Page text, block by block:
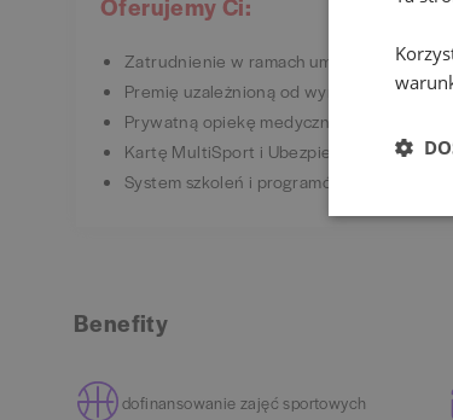
Oferujemy Ci:
Zatrudnienie w ramach umowy o pracę.
Premię uzależnioną od wyników i
Prywatną opiekę medyczną dla Ciebie i
Kartę MultiSport i Ubezpieczenie
System szkoleń i programów rozwojowych.
Benefity
dofinansowanie zajęć sportowych